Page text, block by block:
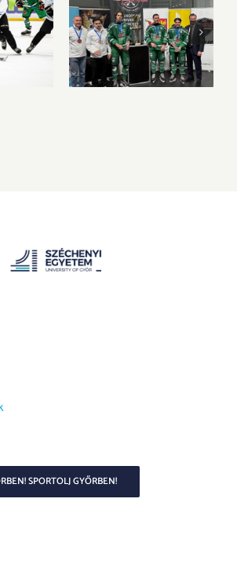
az Bronzéremmel és
egyéni elismerések
sorával zárta az
EUHL-szezont az
UNI GYŐR ETO HC
SPORTOLJ GYŐRBEN!